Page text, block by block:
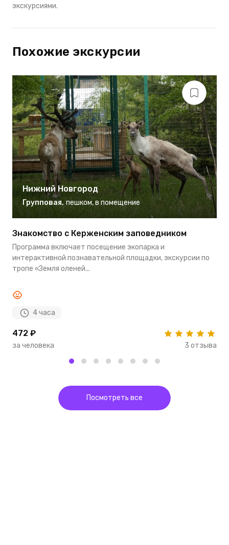
экскурсиями.
Похожие экскурсии
Нижний Новгород
Групповая, пешком, в помещение
Знакомство с Керженским заповедником
Программа включает посещение экопарка и
интерактивной познавательной площадки, экскурсии по
тропе «Земля оленей...
4 часа
472 ₽
за человека 3 отзыва
Посмотреть все